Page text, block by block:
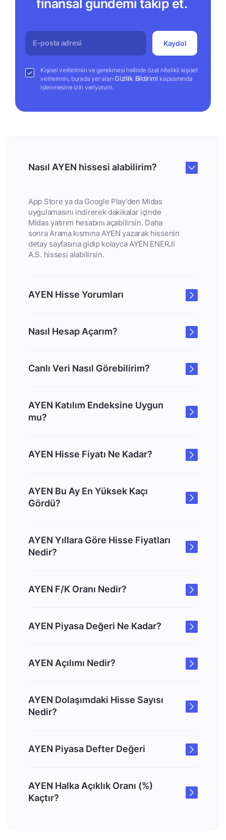
finansal gündemi takip et.
Kaydol
Kişisel verilerimin ve gerekmesi halinde özel nitelikli kişisel
verilerimin, burada yer alanGizlilik Bildirimi kapsamında
işlenmesine izin veriyorum.
Nasıl AYEN hissesi alabilirim?
App Store ya da Google Play'den Midas
uygulamasını indirerek dakikalar içinde
Midas yatırım hesabını açabilirsin. Daha
sonra Arama kısmına AYEN yazarak hissenin
detay sayfasına gidip kolayca AYEN ENERJI
A.S. hissesi alabilirsin.
AYEN Hisse Yorumları
Nasıl Hesap Açarım?
Canlı Veri Nasıl Görebilirim?
AYEN Katılım Endeksine Uygun
mu?
AYEN Hisse Fiyatı Ne Kadar?
AYEN Bu Ay En Yüksek Kaçı
Gördü?
AYEN Yıllara Göre Hisse Fiyatları
Nedir?
AYEN F/K Oranı Nedir?
AYEN Piyasa Değeri Ne Kadar?
AYEN Açılımı Nedir?
AYEN Dolaşımdaki Hisse Sayısı
Nedir?
AYEN Piyasa Defter Değeri
AYEN Halka Açıklık Oranı (%)
Kaçtır?